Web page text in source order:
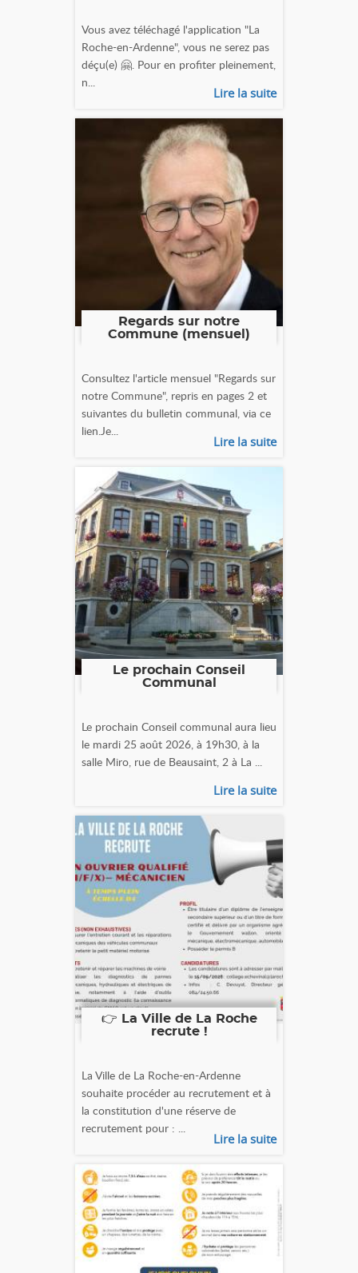
Vous avez téléchagé l'application "La
Roche-en-Ardenne", vous ne serez pas
déçu(e) 🤗. Pour en profiter pleinement,
n...
Lire la suite
Regards sur notre
Commune (mensuel)
Consultez l'article mensuel "Regards sur
notre Commune", repris en pages 2 et
suivantes du bulletin communal, via ce
lien.Je...
Lire la suite
Le prochain Conseil
Communal
Le prochain Conseil communal aura lieu
le mardi 25 août 2026, à 19h30, à la
salle Miro, rue de Beausaint, 2 à La ...
Lire la suite
👉 La Ville de La Roche
recrute !
La Ville de La Roche-en-Ardenne
souhaite procéder au recrutement et à
la constitution d'une réserve de
recrutement pour : ...
Lire la suite